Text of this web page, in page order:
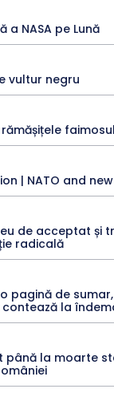
a NASA pe Lună
vultur negru
| NATO and
de acceptat și
radicală
o pagină de
la
până la moarte